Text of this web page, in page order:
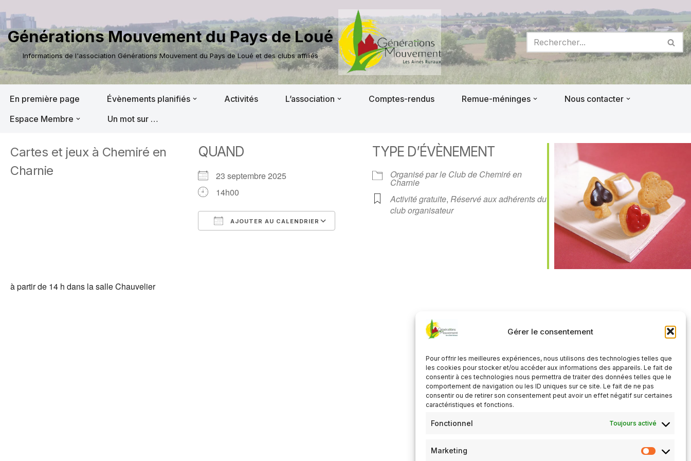
Gérer le consentement
Pour offrir les meilleures expériences, nous utilisons des technologies telles que
les cookies pour stocker et/ou accéder aux informations des appareils. Le fait de
consentir à ces technologies nous permettra de traiter des données telles que le
comportement de navigation ou les ID uniques sur ce site. Le fait de ne pas
consentir ou de retirer son consentement peut avoir un effet négatif sur certaines
caractéristiques et fonctions.
Fonctionnel Toujours activé
Marketing
Aller
au
contenu
Générations Mouvement du Pays de Loué
Informations de l'association Générations Mouvement du Pays de Loué et des clubs affiliés
En première page Évènements planifiés Activités L’association Comptes-rendus Remue-méninges
Nous contacter
Espace Membre
Un mot sur …
Cartes et jeux à Chemiré en
Charnie
QUAND
23 septembre 2025
14h00
AJOUTER AU CALENDRIER
Office 365
TYPE D’ÉVÈNEMENT
Organisé par le Club de Chemiré en
Charnie
Activité gratuite,Réservé aux adhérents du
club organisateur
à partir de 14 h dans la salle Chauvelier